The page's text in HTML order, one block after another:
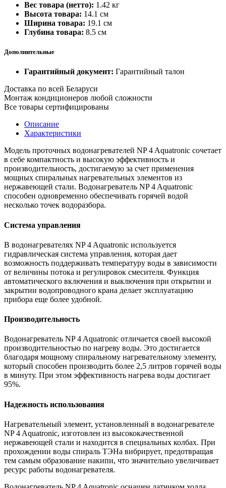
Вес товара (нетто): 1.42 кг
Высота товара: 14.1 см
Ширина товара: 19.1 см
Глубина товара: 8.5 см
Дополнительные
Гарантийный документ: Гарантийный талон
Доставка по всей Беларуси
Монтаж кондиционеров любой сложности
Все товары сертифицированы
Описание
Характеристики
Модель проточных водонагревателей NP 4 Aquatronic сочетает
в себе компактность и высокую эффективность и
производительность, достигаемую за счет применения
мощных спиральных нагревательных элементов из
нержавеющей стали. Водонагреватель NP 4 Aquatronic
способен одновременно обеспечивать горячей водой
несколько точек водоразбора.
Система управления
В водонагревателях NP 4 Aquatronic используется
гидравлическая система управления, которая дает
возможность поддерживать температуру воды в зависимости
от величины потока и регулировок смесителя. Функция
автоматического включения и выключения при открытии и
закрытии водопроводного крана делает эксплуатацию
прибора еще более удобной.
Производительность
Водонагреватель NP 4 Aquatronic отличается своей высокой
производительностью по нагреву воды. Это достигается
благодаря мощному спиральному нагревательному элементу,
который способен производить более 2,5 литров горячей воды
в минуту. При этом эффективность нагрева воды достигает
95%.
Надежность использования
Нагревательный элемент, установленный в водонагревателе
NP 4 Aquatronic, изготовлен из высококачественной
нержавеющей стали и находится в специальных колбах. При
прохождении воды спираль ТЭНа вибрирует, предотвращая
тем самым образование накипи, что значительно увеличивает
ресурс работы водонагревателя.